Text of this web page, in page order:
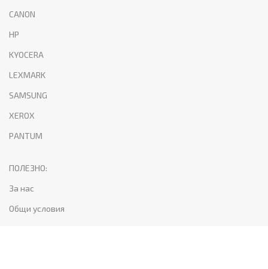
CANON
HP
KYOCERA
LEXMARK
SAMSUNG
XEROX
PANTUM
ПОЛЕЗНО:
За нас
Общи условия